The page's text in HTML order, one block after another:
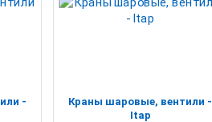
-
Краны шаровые, вентили -
Itap